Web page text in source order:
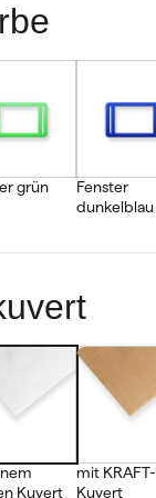
grün
Fenster
dunkelblau
Kuvert
mit KRAFT-
Kuvert